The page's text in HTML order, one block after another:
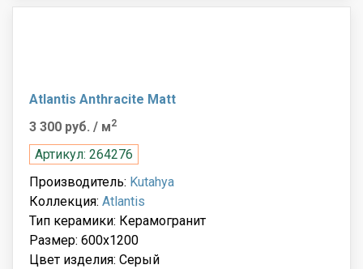
Atlantis Anthracite Matt
3 300 руб. / м2
Артикул: 264276
Производитель: Kutahya
Коллекция: Atlantis
Тип керамики: Керамогранит
Размер: 600x1200
Цвет изделия: Серый